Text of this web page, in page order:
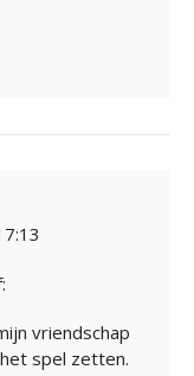
vriendschap
spel zetten.